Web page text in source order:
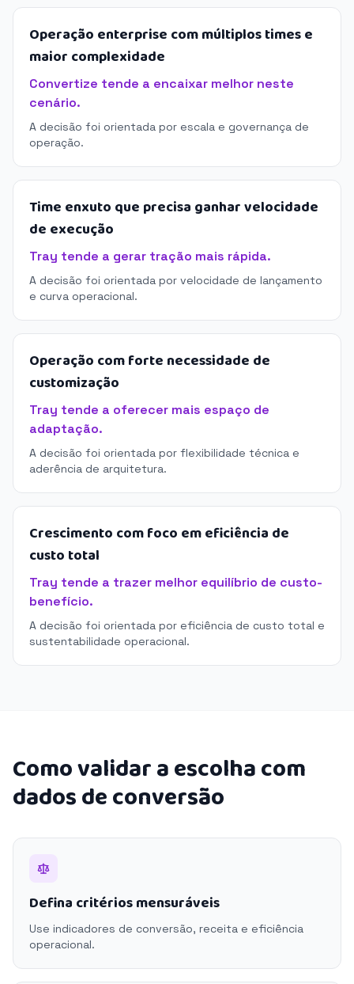
Operação enterprise com múltiplos times e
maior complexidade
Convertize tende a encaixar melhor neste
cenário.
A decisão foi orientada por escala e governança de
operação.
Time enxuto que precisa ganhar velocidade
de execução
Tray tende a gerar tração mais rápida.
A decisão foi orientada por velocidade de lançamento
e curva operacional.
Operação com forte necessidade de
customização
Tray tende a oferecer mais espaço de
adaptação.
A decisão foi orientada por flexibilidade técnica e
aderência de arquitetura.
Crescimento com foco em eficiência de
custo total
Tray tende a trazer melhor equilíbrio de custo-
benefício.
A decisão foi orientada por eficiência de custo total e
sustentabilidade operacional.
Como validar a escolha com
dados de conversão
Defina critérios mensuráveis
Use indicadores de conversão, receita e eficiência
operacional.